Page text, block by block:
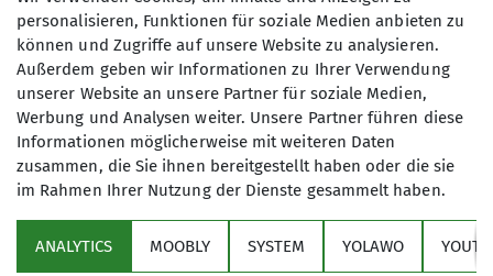
Wir sind begeisterte Wanderer und
ganzjährig aktiv. Nahezu jedes
Wochenende treten wir den Beweis
an, dass sich Ballungsraum und
Naturerlebnis wunderbar miteinander
Unsere Wanderungen sind
Gemeinschaftstouren und werden von
Sektion
personalisieren, Funktionen für soziale Medien anbieten zu
können und Zugriffe auf unsere Website zu analysieren.
Außerdem geben wir Informationen zu Ihrer Verwendung
unserer Website an unsere Partner für soziale Medien,
Werbung und Analysen weiter. Unsere Partner führen diese
Informationen möglicherweise mit weiteren Daten
zusammen, die Sie ihnen bereitgestellt haben oder die sie
im Rahmen Ihrer Nutzung der Dienste gesammelt haben.
ANALYTICS MOOBLY SYSTEM YOLAWO